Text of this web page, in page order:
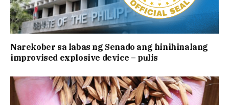
Narekober sa labas ng Senado ang hinihinalang
improvised explosive device – pulis